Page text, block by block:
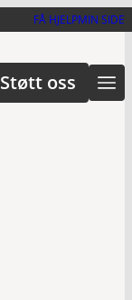
FÅ HJELPMIN SIDE
Støtt oss